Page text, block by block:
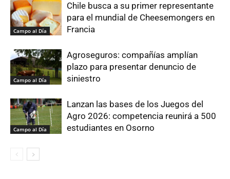
Campo al Día
Chile busca a su primer representante
para el mundial de Cheesemongers en
Francia
Campo al Día
Agroseguros: compañías amplían
plazo para presentar denuncio de
siniestro
Campo al Día
Lanzan las bases de los Juegos del
Agro 2026: competencia reunirá a 500
estudiantes en Osorno